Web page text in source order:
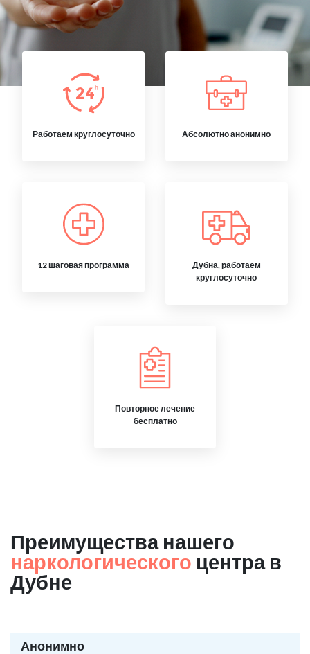
Работаем круглосуточно Абсолютно анонимно
12 шаговая программа
Дубна, работаем
круглосуточно
Повторное лечение
бесплатно
Преимущества нашего
наркологического центра в
Дубне
Анонимно